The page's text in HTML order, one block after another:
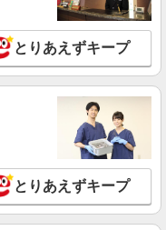
とりあえずキープ
とりあえずキープ